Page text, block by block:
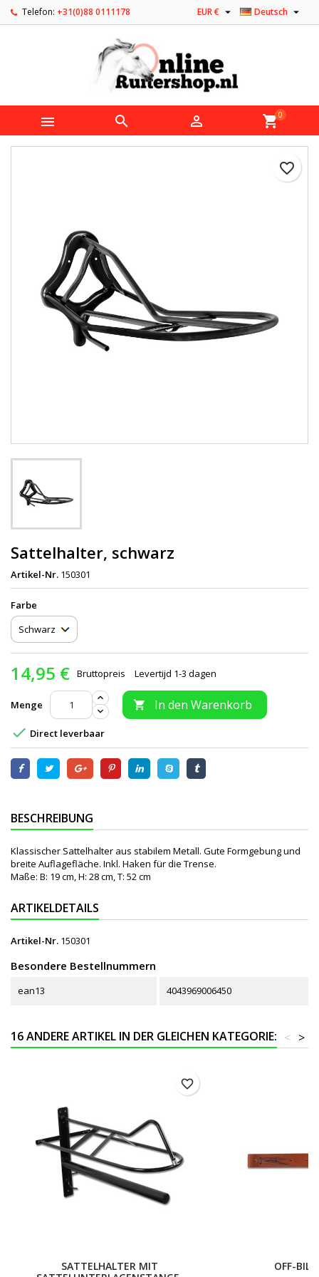
Telefon: +31(0)88 0111178 Deutsch 
EUR € 
   shopping_cart0
favorite_border
Sattelhalter, schwarz
Artikel-Nr. 150301
Farbe
14,95 € Bruttopreis Levertijd 1-3 dagen
Menge  In den Warenkorb
 Direct leverbaar
BESCHREIBUNG
Klassischer Sattelhalter aus stabilem Metall. Gute Formgebung und
breite Auflagefläche. Inkl. Haken für die Trense.
Maße: B: 19 cm, H: 28 cm, T: 52 cm
ARTIKELDETAILS
Artikel-Nr. 150301
Besondere Bestellnummern
ean13 4043969006450
16 ANDERE ARTIKEL IN DER GLEICHEN KATEGORIE: >
<
SATTELHALTER MIT
favorite_border
OFF-